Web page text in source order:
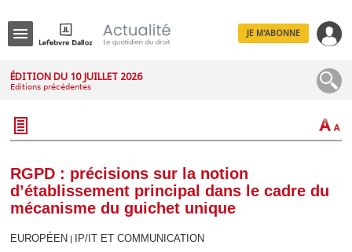
JE M'ABONNE
ÉDITION DU 10 JUILLET 2026
Éditions précédentes
RGPD : précisions sur la notion
d’établissement principal dans le cadre du
mécanisme du guichet unique
EUROPÉEN
IP/IT ET COMMUNICATION